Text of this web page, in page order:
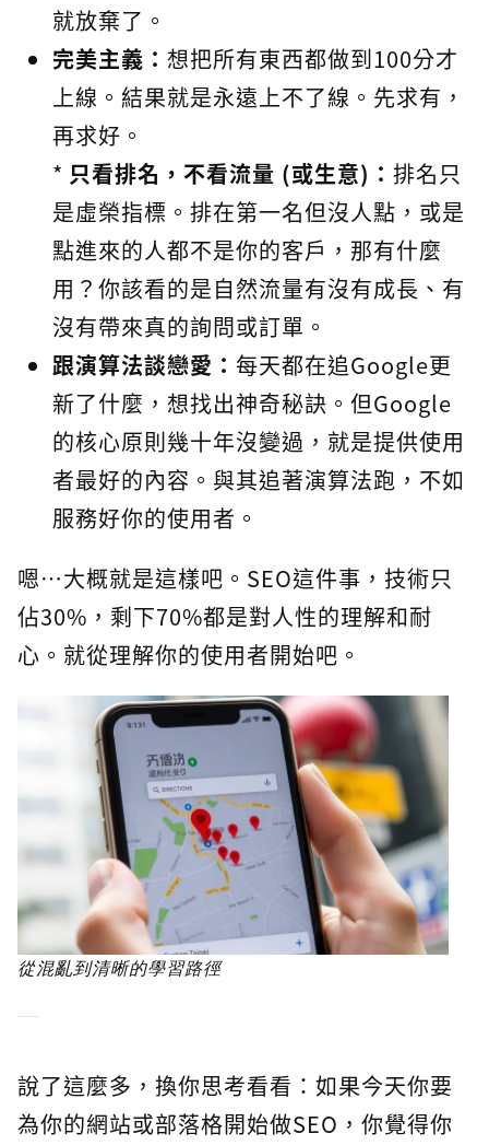
就放棄了。
完美主義： 想把所有東西都做到100分才
上線。結果就是永遠上不了線。先求有，
再求好。
* 只看排名，不看流量 (或生意)： 排名只
是虛榮指標。排在第一名但沒人點，或是
點進來的人都不是你的客戶，那有什麼
用？你該看的是自然流量有沒有成長、有
沒有帶來真的詢問或訂單。
跟演算法談戀愛： 每天都在追Google更
新了什麼，想找出神奇秘訣。但Google
的核心原則幾十年沒變過，就是提供使用
者最好的內容。與其追著演算法跑，不如
服務好你的使用者。
嗯…大概就是這樣吧。SEO這件事，技術只
佔30%，剩下70%都是對人性的理解和耐
心。就從理解你的使用者開始吧。
從混亂到清晰的學習路徑
說了這麼多，換你思考看看：如果今天你要
為你的網站或部落格開始做SEO，你覺得你